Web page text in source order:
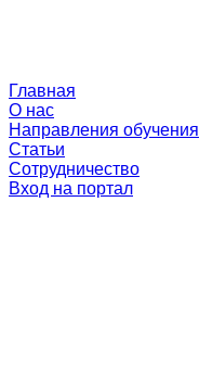
Главная
О нас
Направления обучения
Статьи
Сотрудничество
Вход на портал